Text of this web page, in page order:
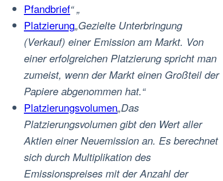
Pfandbrief“ „
Platzierung„Gezielte Unterbringung
(Verkauf) einer Emission am Markt. Von
einer erfolgreichen Platzierung spricht man
zumeist, wenn der Markt einen Großteil der
Papiere abgenommen hat.“
Platzierungsvolumen„Das
Platzierungsvolumen gibt den Wert aller
Aktien einer Neuemission an. Es berechnet
sich durch Multiplikation des
Emissionspreises mit der Anzahl der